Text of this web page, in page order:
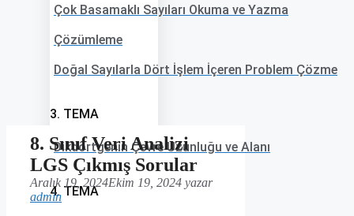
Çok Basamaklı Sayıları Okuma ve Yazma
Çözümleme
Doğal Sayılarla Dört İşlem İçeren Problem Çözme
3. TEMA
Dikdörtgenin Çevre Uzunluğu ve Alanı
4. TEMA
8. Sınıf Veri Analizi
LGS Çıkmış Sorular
Aralık 19, 2024Ekim 19, 2024 yazar
admin